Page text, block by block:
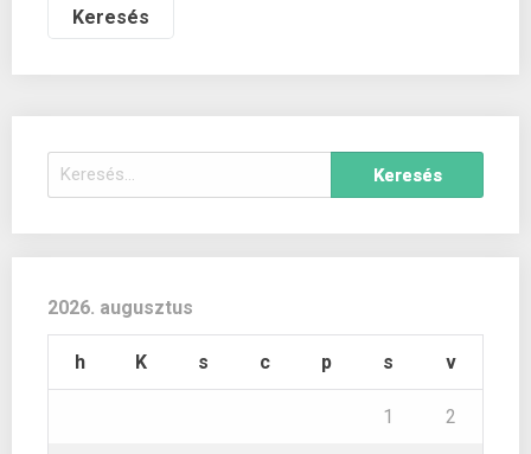
Keresés:
2026. augusztus
h K s c p s v
1 2